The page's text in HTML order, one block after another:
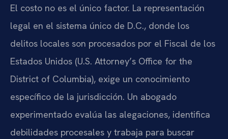
El costo no es el único factor. La representación
legal en el sistema único de D.C., donde los
delitos locales son procesados por el Fiscal de los
Estados Unidos (U.S. Attorney’s Office for the
District of Columbia), exige un conocimiento
específico de la jurisdicción. Un abogado
experimentado evalúa las alegaciones, identifica
debilidades procesales y trabaja para buscar